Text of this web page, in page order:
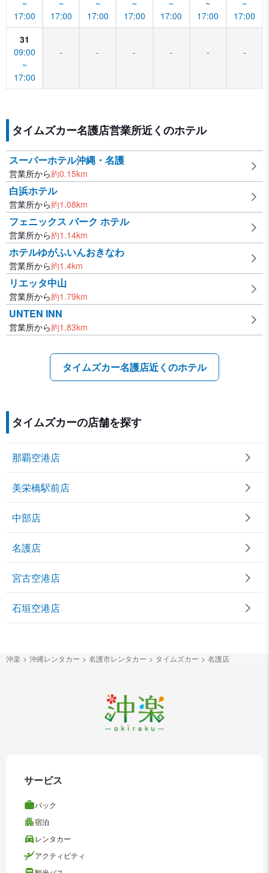
~
17:00
~
17:00
~
17:00
~
17:00
~
17:00
~
17:00
~
17:00
31
09:00
~
17:00
- - - - - -
タイムズカー名護店営業所近くのホテル
スーパーホテル沖縄・名護
営業所から約0.15km
白浜ホテル
営業所から約1.08km
フェニックス パーク ホテル
営業所から約1.14km
ホテルゆがふいんおきなわ
営業所から約1.4km
リエッタ中山
営業所から約1.79km
UNTEN INN
営業所から約1.83km
タイムズカー名護店近くのホテル
タイムズカーの店舗を探す
那覇空港店
美栄橋駅前店
中部店
名護店
宮古空港店
石垣空港店
沖楽 沖縄レンタカー 名護市レンタカー タイムズカー 名護店
サービス
パック
宿泊
レンタカー
アクティビティ